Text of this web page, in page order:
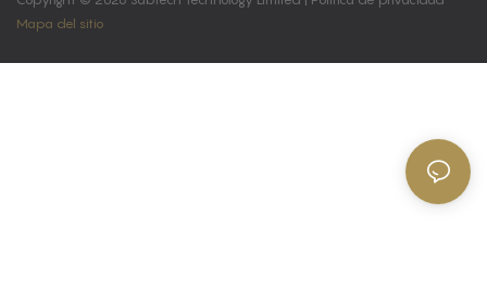
Mapa del sitio